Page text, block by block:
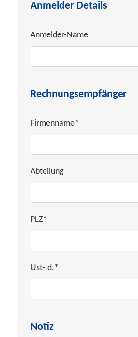
Anmelder Details
Anmelder-Name
Rechnungsempfänger
Firmenname*
Abteilung
PLZ*
Ust-Id.*
Notiz